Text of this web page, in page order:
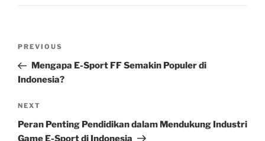
Previous
Post
PREVIOUS
Mengapa E-Sport FF Semakin Populer di
Indonesia?
Next
Post
NEXT
Peran Penting Pendidikan dalam Mendukung Industri
Game E-Sport di Indonesia